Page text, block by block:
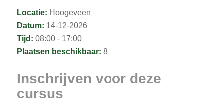
Locatie: Hoogeveen
Datum: 14-12-2026
Tijd: 08:00 - 17:00
Plaatsen beschikbaar: 8
Inschrijven voor deze
cursus